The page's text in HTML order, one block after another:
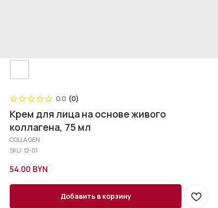
0.0 (0)
Крем для лица на основе живого
коллагена, 75 мл
COLLA GEN
SKU:12-01
54.00 BYN
Добавить в корзину